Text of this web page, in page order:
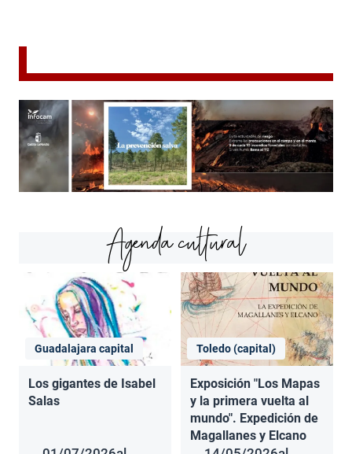
Agenda cultural
Guadalajara capital
Los gigantes de Isabel
Salas
Toledo (capital)
Exposición "Los Mapas
y la primera vuelta al
mundo". Expedición de
Magallanes y Elcano